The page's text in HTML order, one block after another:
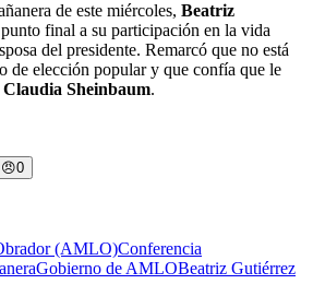
de este miércoles, Beatriz
final a su participación en la vida
del presidente. Remarcó que no está
de elección popular y que confía que le
Claudia Sheinbaum.
😠0
(AMLO)Conferencia
Gobierno de AMLOBeatriz Gutiérrez